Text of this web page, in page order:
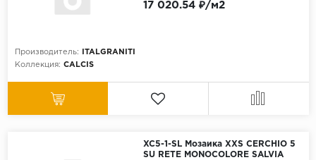
Производитель:
ITALGRANITI
Коллекция: CALCIS
17 020.54 ₽/м2
XC5-1-SL Мозаика XXS CERCHIO 5
SU RETE MONOCOLORE SALVIA